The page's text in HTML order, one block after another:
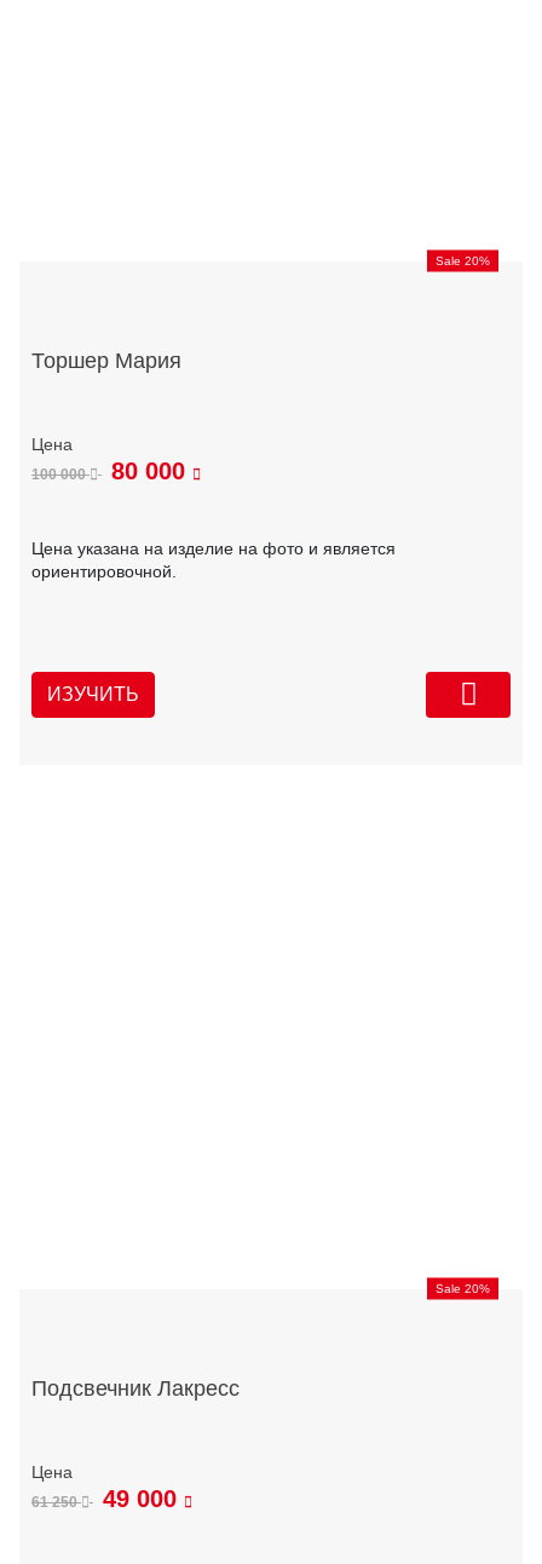
Sale 20%
Торшер Мария
100 000 80 000
Цена указана на изделие на фото и является
ориентировочной.
ИЗУЧИТЬ
Sale 20%
Подсвечник Лакресс
61 250 49 000